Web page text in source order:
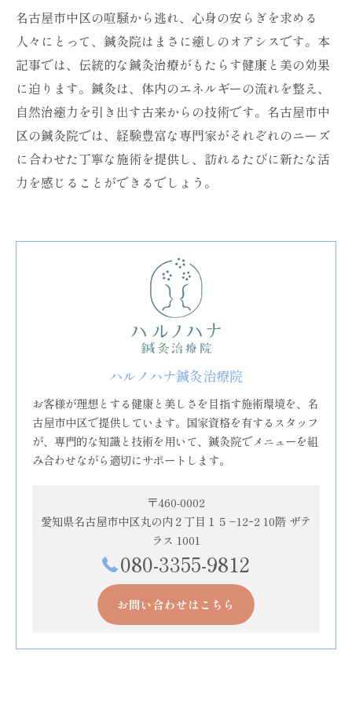
名古屋市中区の喧騒から逃れ、心身の安らぎを求める
人々にとって、鍼灸院はまさに癒しのオアシスです。本
記事では、伝統的な鍼灸治療がもたらす健康と美の効果
に迫ります。鍼灸は、体内のエネルギーの流れを整え、
自然治癒力を引き出す古来からの技術です。名古屋市中
区の鍼灸院では、経験豊富な専門家がそれぞれのニーズ
に合わせた丁寧な施術を提供し、訪れるたびに新たな活
力を感じることができるでしょう。
ハルノハナ鍼灸治療院
お客様が理想とする健康と美しさを目指す施術環境を、名
古屋市中区で提供しています。国家資格を有するスタッフ
が、専門的な知識と技術を用いて、鍼灸院でメニューを組
み合わせながら適切にサポートします。
〒460-0002
愛知県名古屋市中区丸の内２丁目１５−12ｰ2 10階 ザテ
ラス 1001
080-3355-9812
お問い合わせはこちら